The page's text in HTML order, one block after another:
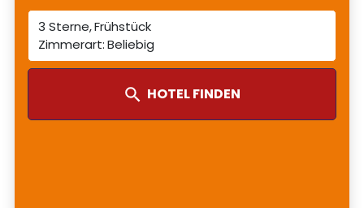
3 Sterne Frühstück
Beliebig
HOTEL FINDEN